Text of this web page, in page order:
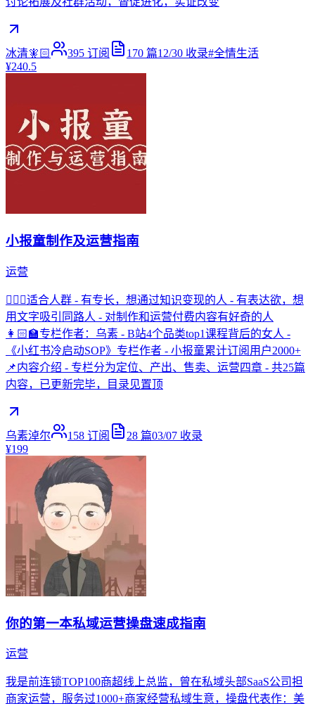
冰清🧚🏻 395 订阅 170 篇12/30 收录#全情生活
¥240.5
小报童制作及运营指南
运营
💁🏻‍♀️适合人群 - 有专长，想通过知识变现的人 - 有表达欲，想
用文字吸引同路人 - 对制作和运营付费内容有好奇的人
👩🏻‍🏫专栏作者：乌素 - B站4个品类top1课程背后的女人 -
《小红书冷启动SOP》专栏作者 - 小报童累计订阅用户2000+
📌内容介绍 - 专栏分为定位、产出、售卖、运营四章 - 共25篇
内容，已更新完毕，目录见置顶
乌素淖尔 158 订阅 28 篇03/07 收录
¥199
你的第一本私域运营操盘速成指南
运营
我是前连锁TOP100商超线上总监，曾在私域头部SaaS公司担
商家运营，服务过1000+商家经营私域生意，操盘代表作：美